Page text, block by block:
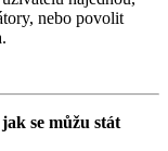
nebo povolit
se můžu stát